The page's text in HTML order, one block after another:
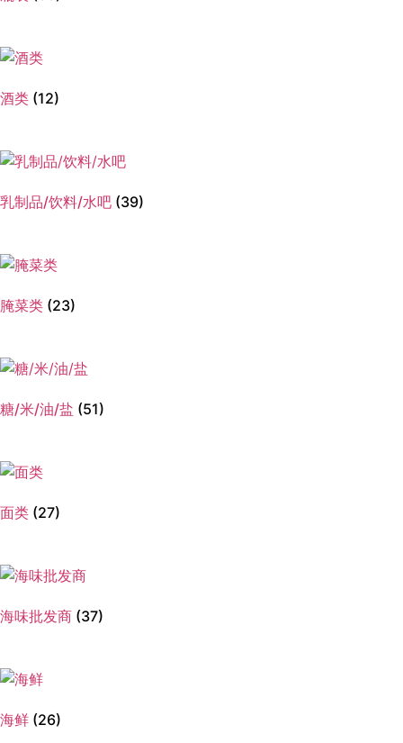
酒类 (12)
乳制品/饮料/水吧 (39)
腌菜类 (23)
糖/米/油/盐 (51)
面类 (27)
海味批发商 (37)
海鲜 (26)